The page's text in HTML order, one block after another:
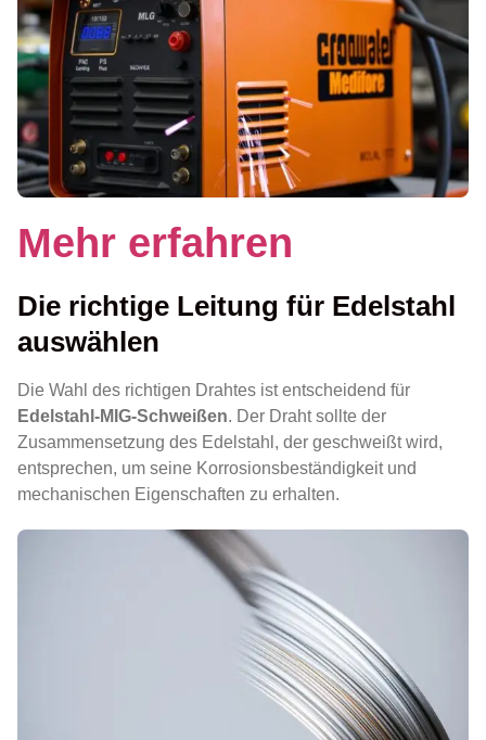
Mehr erfahren
Die richtige Leitung für Edelstahl
auswählen
Die Wahl des richtigen Drahtes ist entscheidend für
Edelstahl-MIG-Schweißen. Der Draht sollte der
Zusammensetzung des Edelstahl, der geschweißt wird,
entsprechen, um seine Korrosionsbeständigkeit und
mechanischen Eigenschaften zu erhalten.